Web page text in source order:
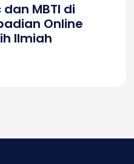
MBTI di
Online
Ilmiah